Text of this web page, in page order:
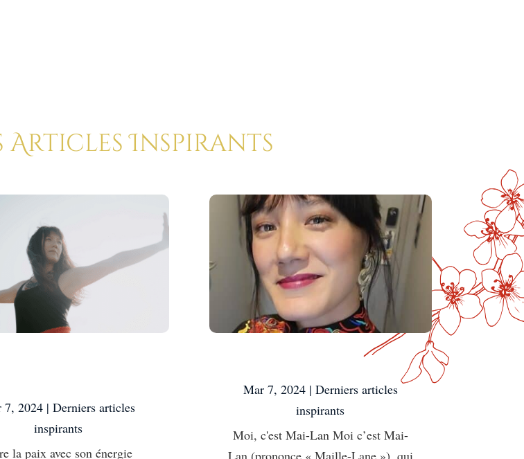
Articles Inspirants
7, 2024 |Derniers articles
inspirants
la paix avec son énergie
Moi, c’est Mai-Lan
Mar 7, 2024| Derniers articles
inspirants
Moi, c'est Mai-Lan Moi c’est Mai-